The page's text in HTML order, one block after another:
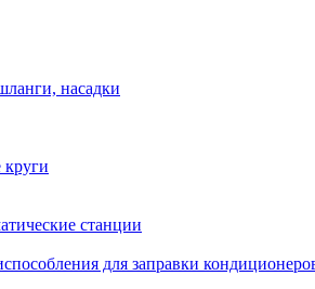
насадки
станции
для заправки